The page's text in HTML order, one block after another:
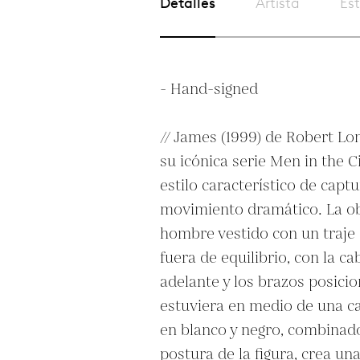
- Hand-signed
// James (1999) de Robert
su icónica serie Men in the
estilo característico de
movimiento dramático. La
hombre vestido con un
fuera de equilibrio, con la
adelante y los brazos
estuviera en medio de una
en blanco y negro,
postura de la figura, crea